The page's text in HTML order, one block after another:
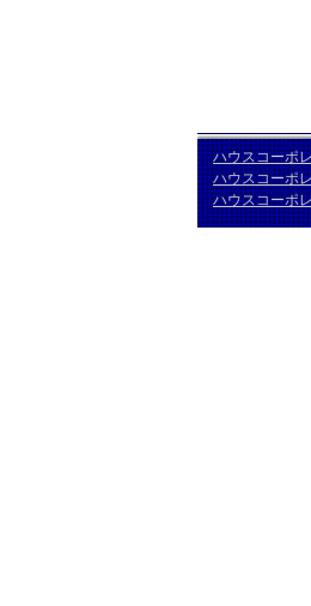
ハウスコーポ
ハウスコーポ
ハウスコーポ